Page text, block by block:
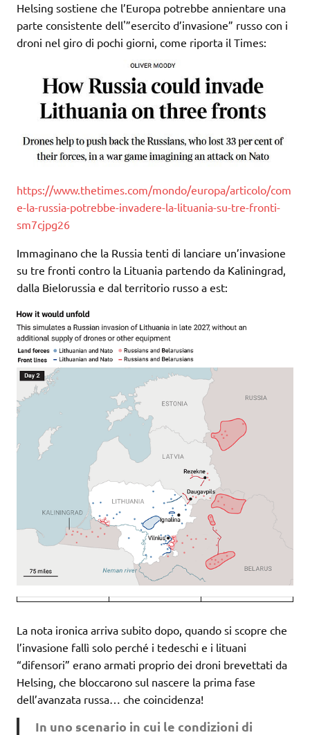
Helsing sostiene che l’Europa potrebbe annientare una
parte consistente dell'”esercito d’invasione” russo con i
droni nel giro di pochi giorni, come riporta il Times:
https://www.thetimes.com/mondo/europa/articolo/com
e-la-russia-potrebbe-invadere-la-lituania-su-tre-fronti-
sm7cjpg26
Immaginano che la Russia tenti di lanciare un’invasione
su tre fronti contro la Lituania partendo da Kaliningrad,
dalla Bielorussia e dal territorio russo a est:
La nota ironica arriva subito dopo, quando si scopre che
l’invasione fallì solo perché i tedeschi e i lituani
“difensori” erano armati proprio dei droni brevettati da
Helsing, che bloccarono sul nascere la prima fase
dell’avanzata russa… che coincidenza!
In uno scenario in cui le condizioni di